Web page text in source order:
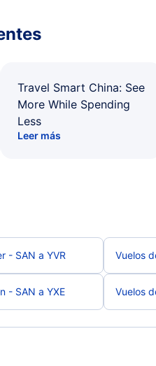
Travel Smart China: See
More While Spending
Less
Leer más
- SAN a YVR Vuelos
- SAN a YXE Vuelos